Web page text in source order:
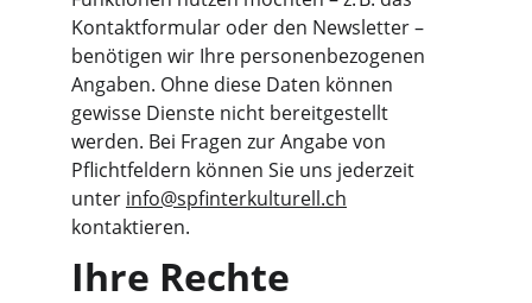
Kontaktformular oder den Newsletter –
benötigen wir Ihre personenbezogenen
Angaben. Ohne diese Daten können
gewisse Dienste nicht bereitgestellt
werden. Bei Fragen zur Angabe von
Pflichtfeldern können Sie uns jederzeit
unter info@spfinterkulturell.ch
kontaktieren.
Ihre Rechte